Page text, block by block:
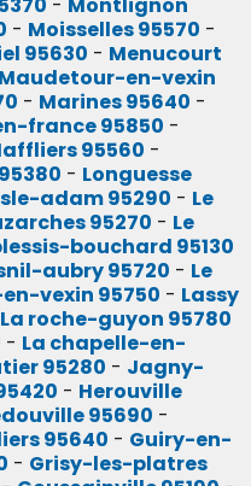
- Moisselles 95570 -
95630 - Menucourt
Maudetour-en-vexin
- Marines 95640 -
france 95850 -
95560 -
- Longuesse
adam 95290 - Le
95270 - Le
bouchard 95130
aubry 95720 - Le
vexin 95750 - Lassy
La roche-guyon 95780
- La chapelle-en-
95280 - Jagny-
- Herouville
95690 -
95640 - Guiry-en-
- Grisy-les-platres